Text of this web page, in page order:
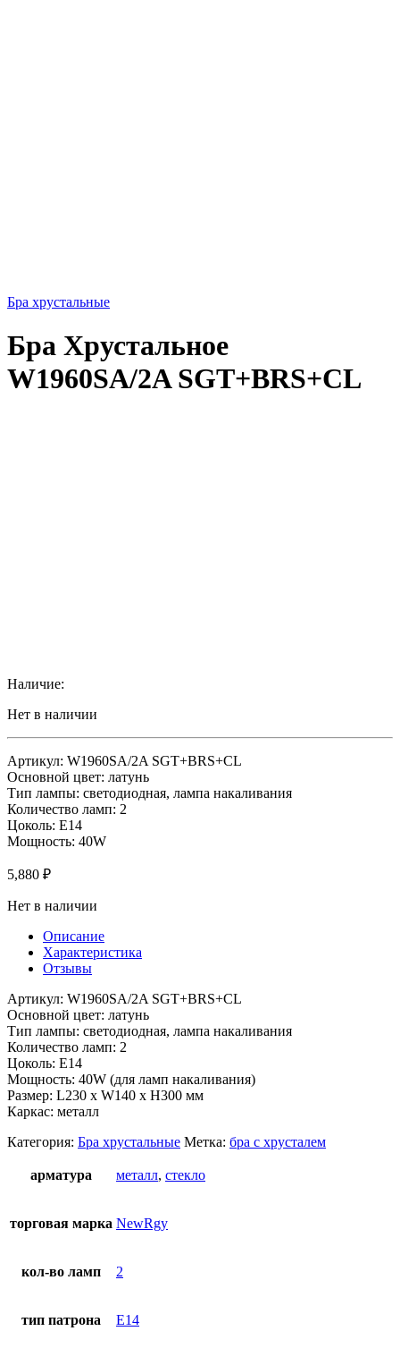
Бра хрустальные
Бра Хрустальное
W1960SA/2A SGT+BRS+CL
Наличие:
Нет в наличии
Артикул: W1960SA/2A SGT+BRS+CL
Основной цвет: латунь
Тип лампы: светодиодная, лампа накаливания
Количество ламп: 2
Цоколь: E14
Мощность: 40W
5,880 ₽
Нет в наличии
Описание
Характеристика
Отзывы
Артикул: W1960SA/2A SGT+BRS+CL
Основной цвет: латунь
Тип лампы: светодиодная, лампа накаливания
Количество ламп: 2
Цоколь: E14
Мощность: 40W (для ламп накаливания)
Размер: L230 x W140 x H300 мм
Каркас: металл
Категория: Бра хрустальные Метка: бра с хрусталем
арматура металл, стекло
торговая марка NewRgy
кол-во ламп 2
тип патрона E14